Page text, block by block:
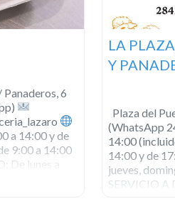
6
a 14:00 y de
9:00 a 14:00
De lunes a
LA
Y
Plaza del
(WhatsApp
14:00
14:00 y de
jueves,
SERVICIO